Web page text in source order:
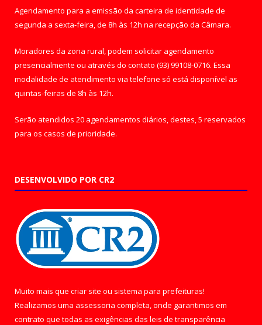
Agendamento para a emissão da carteira de identidade de
segunda a sexta-feira, de 8h às 12h na recepção da Câmara.
Moradores da zona rural, podem solicitar agendamento
presencialmente ou através do contato (93) 99108-0716. Essa
modalidade de atendimento via telefone só está disponível as
quintas-feiras de 8h às 12h.
Serão atendidos 20 agendamentos diários, destes, 5 reservados
para os casos de prioridade.
DESENVOLVIDO POR CR2
Muito mais que criar site ou sistema para prefeituras!
Realizamos uma assessoria completa, onde garantimos em
contrato que todas as exigências das leis de transparência